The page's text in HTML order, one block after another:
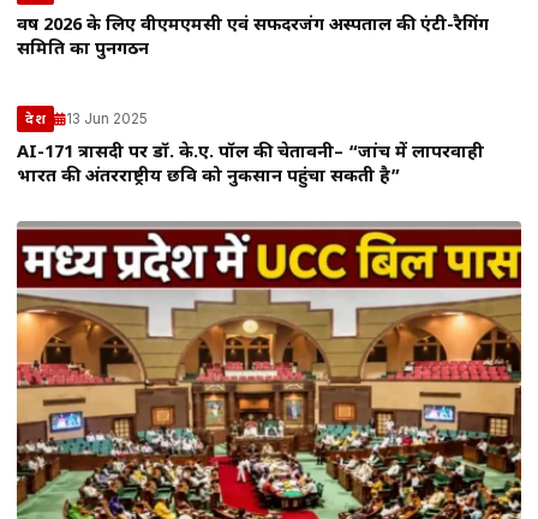
वर्ष 2026 के लिए वीएमएमसी एवं सफदरजंग अस्पताल की एंटी-रैगिंग
समिति का पुनर्गठन
देश 13 Jun 2025
AI-171 त्रासदी पर डॉ. के.ए. पॉल की चेतावनी– “जांच में लापरवाही
भारत की अंतरराष्ट्रीय छवि को नुकसान पहुंचा सकती है”